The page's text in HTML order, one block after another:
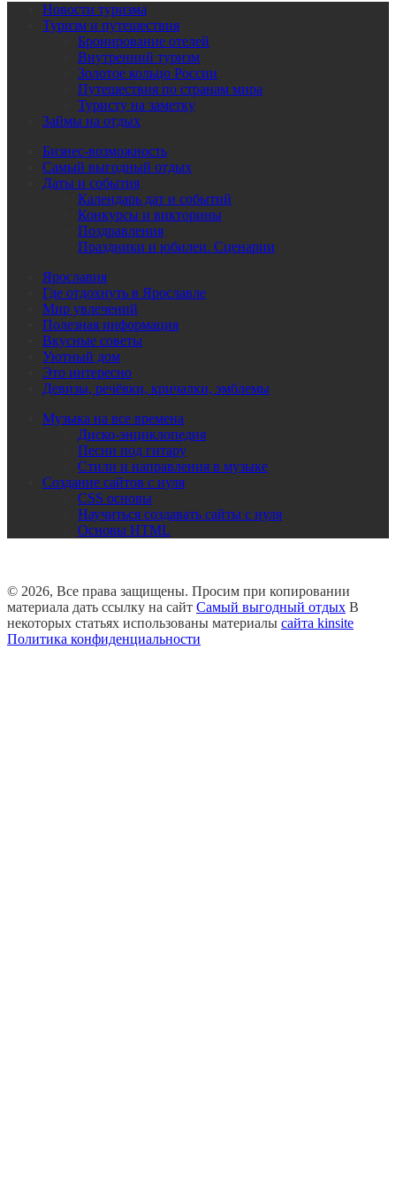
Новости туризма
Туризм и путешествия
Бронирование отелей
Внутренний туризм
Золотое кольцо России
Путешествия по странам мира
Туристу на заметку
Займы на отдых
Бизнес-возможность
Самый выгодный отдых
Даты и события
Календарь дат и событий
Конкурсы и викторины
Поздравления
Праздники и юбилеи. Сценарии
Ярославия
Где отдохнуть в Ярославле
Мир увлечений
Полезная информация
Вкусные советы
Уютный дом
Это интересно
Девизы, речёвки, кричалки, эмблемы
Музыка на все времена
Диско-энциклопедия
Песни под гитару
Стили и направления в музыке
Создание сайтов с нуля
CSS основы
Научиться создавать сайты с нуля
Основы HTML
© 2026, Все права защищены. Просим при копировании
материала дать ссылку на сайт Самый выгодный отдых В
некоторых статьях использованы материалы сайта kinsite
Политика конфиденциальности